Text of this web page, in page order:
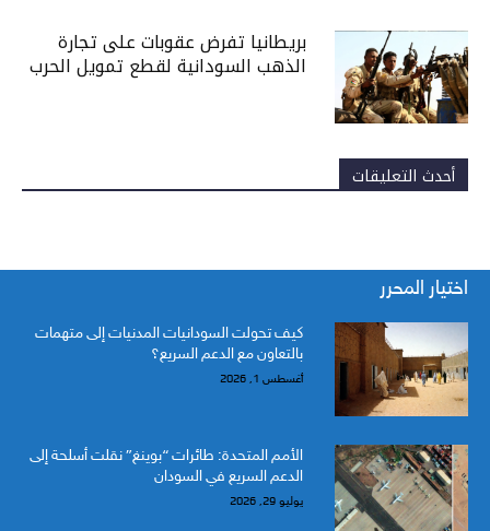
بريطانيا تفرض عقوبات على تجارة
الذهب السودانية لقطع تمويل الحرب
أحدث التعليقات
اختيار المحرر
كيف تحولت السودانيات المدنيات إلى متهمات
بالتعاون مع الدعم السريع؟
أغسطس 1, 2026
الأمم المتحدة: طائرات “بوينغ” نقلت أسلحة إلى
الدعم السريع في السودان
يوليو 29, 2026